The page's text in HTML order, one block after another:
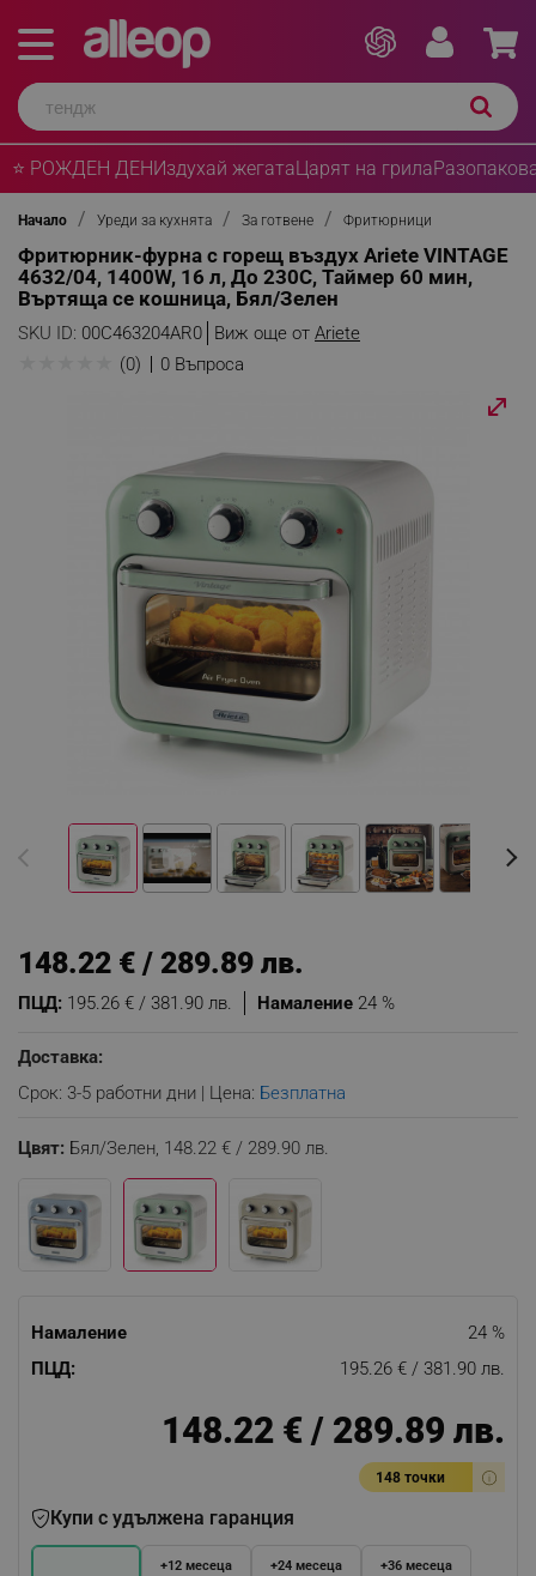
⭐ РОЖДЕН ДЕНИздухай жегатаЦарят на грила
Начало Уреди за кухнята За готвене Фритюрници
Фритюрник-фурна с горещ въздух Ariete VINTAGE
4632/04, 1400W, 16 л, До 230C, Таймер 60 мин,
Въртяща се кошница, Бял/Зелен
SKU ID: 00C463204AR0 Виж още от Ariete
(0) 0 Въпроса
Намаление 24 %
ПЦД: 195.26 € / 381.90 лв.
148.22 € / 289.89 лв.
Доставка:
Срок: 3-5 работни дни | Цена: Безплатна
Цвят: Бял/Зелен, 148.22 € / 289.90 лв.
Намаление
24 %
ПЦД:
195.26 € / 381.90 лв.
148.22 € / 289.89 лв.
148 точки
Купи с удължена гаранция
+12 месеца +24 месеца +36 месеца